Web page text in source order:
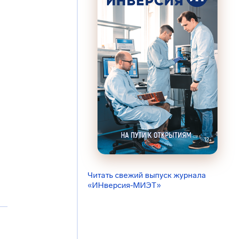
Читать свежий выпуск журнала
«ИНверсия-МИЭТ»